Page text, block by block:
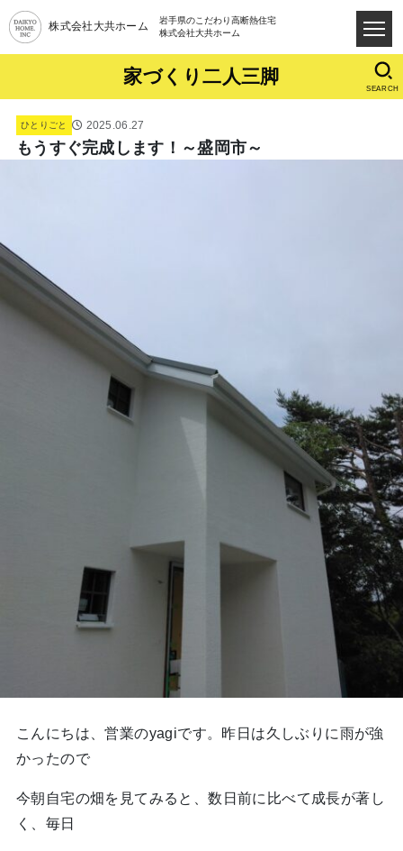
株式会社大共ホーム
岩手県のこだわり高断熱住宅
株式会社大共ホーム
家づくり二人三脚
SEARCH
ひとりごと 2025.06.27
もうすぐ完成します！～盛岡市～
こんにちは、営業のyagiです。昨日は久しぶりに雨が強
かったので
今朝自宅の畑を見てみると、数日前に比べて成長が著し
く、毎日